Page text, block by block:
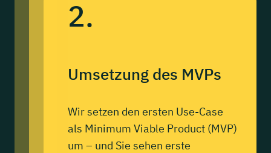
2.
Umsetzung des MVPs
Wir setzen den ersten Use-Case
als Minimum Viable Product (MVP)
um – und Sie sehen erste